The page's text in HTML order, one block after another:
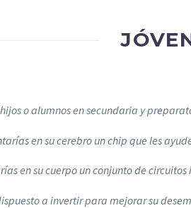
o alumnos en secundaria y
en su cerebro un chip que les
en su cuerpo un conjunto de
a invertir para mejorar su